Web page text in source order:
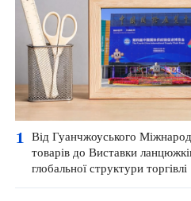
1
Від Гуанчжоуського
товарів до Виставки
глобальної структури торгівлі